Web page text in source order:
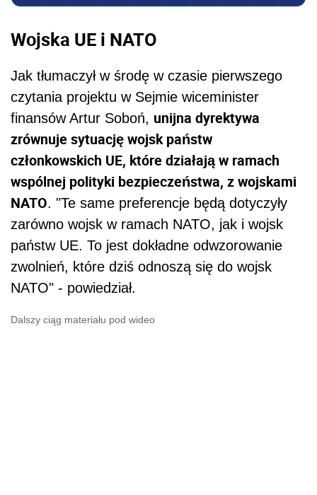
Wojska UE i NATO
Jak tłumaczył w środę w czasie pierwszego
czytania projektu w Sejmie wiceminister
finansów Artur Soboń, unijna dyrektywa
zrównuje sytuację wojsk państw
członkowskich UE, które działają w ramach
wspólnej polityki bezpieczeństwa, z wojskami
NATO. "Te same preferencje będą dotyczyły
zarówno wojsk w ramach NATO, jak i wojsk
państw UE. To jest dokładne odwzorowanie
zwolnień, które dziś odnoszą się do wojsk
NATO" - powiedział.
Dalszy ciąg materiału pod wideo